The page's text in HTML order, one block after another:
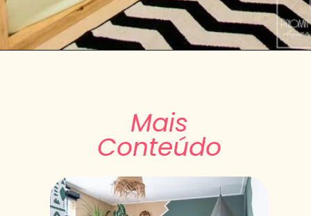
Mais
Conteúdo